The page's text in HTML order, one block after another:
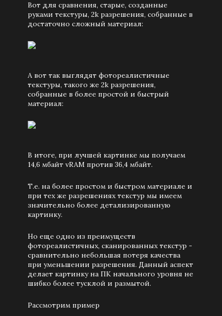
Вот для сравнения, старые, созданные
руками текстуры, 2k разрешения, собранные в
достаточно сложный материал:
А вот так выглядят фотореалистичные
текстуры, такого же 2k разрешения,
собранные в более простой и быстрый
материал:
В итоге, при лучшей картинке мы получаем
14,6 мбайт vRAM против 36,4 мбайт.
Т.е. на более простом и быстром материале и
при тех же разрешениях текстур мы имеем
значительно более детализированную
картинку.
Но еще одно из преимуществ
фотореалистичных, сканированных текстур -
сравнительно небольшая потеря качества
при уменьшении разрешения. Данный аспект
делает картинку на ПК начального уровня не
шибко более тусклой и размытой.
Рассмотрим пример